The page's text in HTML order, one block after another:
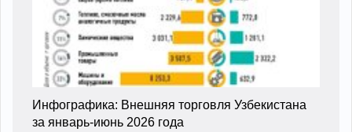
Инфографика: Внешняя торговля Узбекистана
за январь-июнь 2026 года